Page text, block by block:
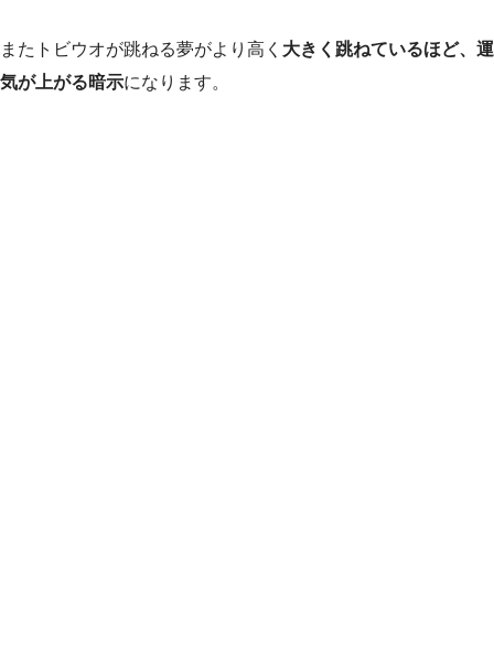
またトビウオが跳ねる夢がより高く 大きく跳ねているほど、運
気が上がる暗示になります。